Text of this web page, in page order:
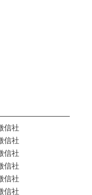
信社
信社
信社
信社
信社
信社